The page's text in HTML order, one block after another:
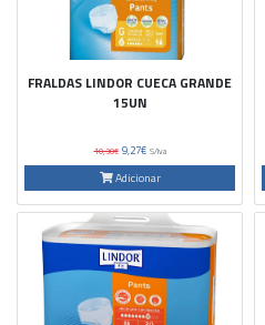
FRALDAS LINDOR CUECA GRANDE
15UN
10,30€ 9,27€ S/Iva
Adicionar